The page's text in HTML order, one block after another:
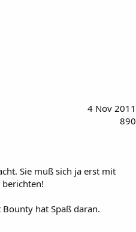
4 Nov 2011
890
Sie muß sich ja erst mit
Bounty hat Spaß daran.